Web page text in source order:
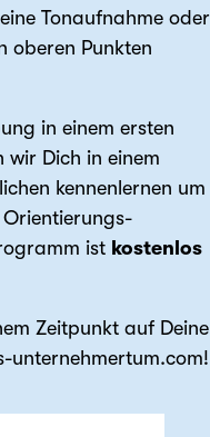
Tonaufnahme oder
oberen Punkten
in einem ersten
Dich in einem
kennenlernen um
Orientierungs-
ist kostenlos
Zeitpunkt auf Deine
unternehmertum.com!